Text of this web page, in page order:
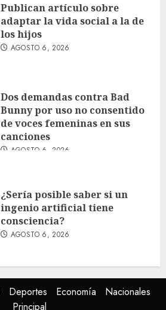
Publican artículo sobre
adaptar la vida social a la de
los hijos
AGOSTO 6, 2026
Dos demandas contra Bad
Bunny por uso no consentido
de voces femeninas en sus
canciones
AGOSTO 6, 2026
¿Sería posible saber si un
ingenio artificial tiene
consciencia?
AGOSTO 6, 2026
papa León XIV no visitará
Deportes Economía
Nacionales
Principal